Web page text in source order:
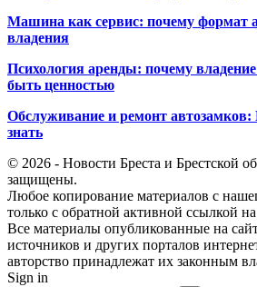
Машина как сервис: почему формат
владения
Психология аренды: почему
быть ценностью
Обслуживание и ремонт
знать
© 2026 - Новости Бреста и Брестской
защищены.
Любое копирование материалов с
только с обратной активной ссылкой
Все материалы опубликованные на
источников и других порталов
авторство принадлежат их законным
Sign in